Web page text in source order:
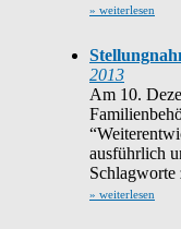
» weiterlesen
2013
Am 10.
ausführlich
» weiterlesen